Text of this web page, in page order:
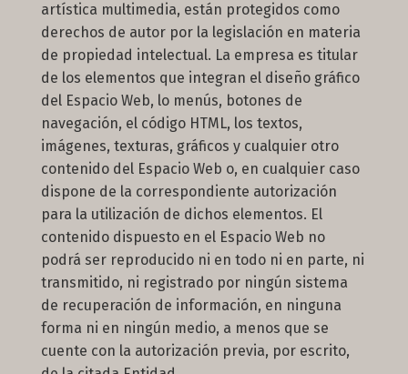
artística multimedia, están protegidos como
derechos de autor por la legislación en materia
de propiedad intelectual. La empresa es titular
de los elementos que integran el diseño gráfico
del Espacio Web, lo menús, botones de
navegación, el código HTML, los textos,
imágenes, texturas, gráficos y cualquier otro
contenido del Espacio Web o, en cualquier caso
dispone de la correspondiente autorización
para la utilización de dichos elementos. El
contenido dispuesto en el Espacio Web no
podrá ser reproducido ni en todo ni en parte, ni
transmitido, ni registrado por ningún sistema
de recuperación de información, en ninguna
forma ni en ningún medio, a menos que se
cuente con la autorización previa, por escrito,